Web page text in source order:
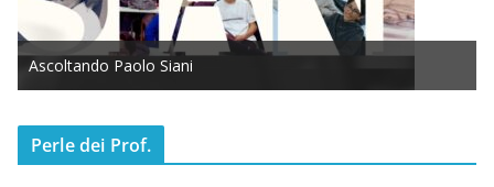
Ascoltando Paolo Siani
Perle dei Prof.